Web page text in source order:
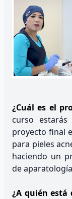
¿Cuál es el
curso
proyecto final
para pieles
haciendo un
de
¿A quién está